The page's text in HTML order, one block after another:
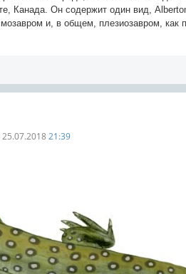
Канада. Он содержит один вид,
и, в общем, плезиозавром, как
25.07.2018 21:39